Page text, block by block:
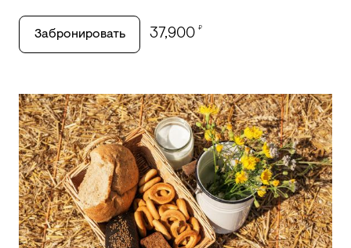
Забронировать 37,900 ₽